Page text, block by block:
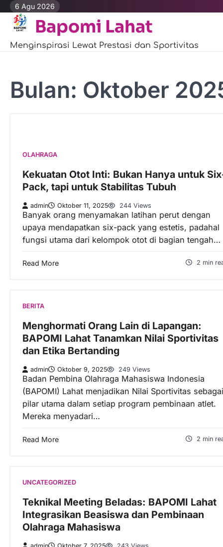
Skip
content
6 Agu 2026
Bapomi Lahat
Menginspirasi Lewat Prestasi dan Sportivitas
Bulan: Oktober
OLAHRAGA
Kekuatan Otot Inti: Bukan Hanya untuk
Pack, tapi untuk Stabilitas Tubuh
admin Oktober 11, 2025 244 Views
Banyak orang menyamakan latihan perut dengan
upaya mendapatkan six-pack yang estetis, padahal
fungsi utama dari kelompok otot di bagian tengah…
Read More 2 min
BERITA
Menghormati Orang Lain di Lapangan:
BAPOMI Lahat Tanamkan Nilai Sportivitas
dan Etika Bertanding
admin Oktober 9, 2025 249 Views
Badan Pembina Olahraga Mahasiswa Indonesia
(BAPOMI) Lahat menjadikan Nilai Sportivitas sebagai
pilar utama dalam setiap program pembinaan atlet.
Mereka menyadari…
Read More 2 min
UNCATEGORIZED
Teknikal Meeting Beladas: BAPOMI Lahat
Integrasikan Beasiswa dan Pembinaan
Olahraga Mahasiswa